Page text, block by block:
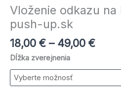
Vloženie odkazu
push-up.sk
18,00 € – 49,00 €
Dĺžka zverejnenia